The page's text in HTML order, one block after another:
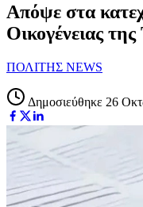
Απόψε στα
Οικογένειας
ΠΟΛΙΤΗΣ NEWS
Δημοσιεύθηκε 26